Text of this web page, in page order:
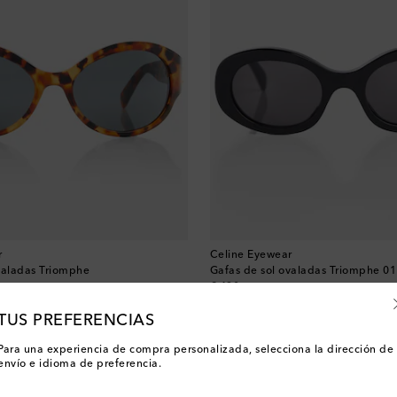
Triomphe
Celine Eyewear
Gafas de sol ovaladas Triomphe 01
original price
Nueva temporada
PREFERENCIAS
Para una experiencia de compra personalizada, selecciona la dirección de
e idioma de preferencia.